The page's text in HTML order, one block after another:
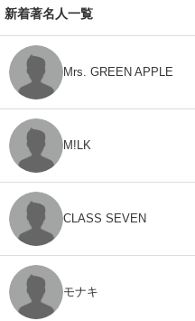
新着著名人一覧
Mrs. GREEN APPLE
M!LK
CLASS SEVEN
モナキ